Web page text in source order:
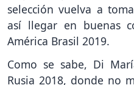
selección vuelva a
así llegar en buenas
América Brasil 2019.
Como se sabe, Di
Rusia 2018, donde no